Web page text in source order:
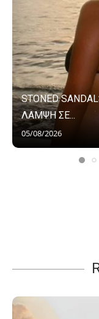
STONED
ΛΑΜΨΗ ΣΕ...
05/08/2026